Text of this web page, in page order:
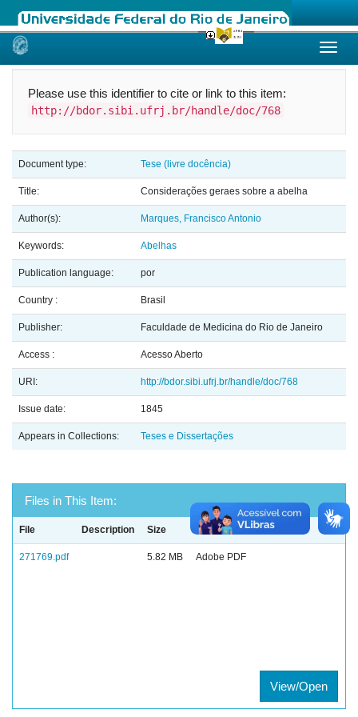
Skip
Please use this identifier to cite or link to this item:
http://bdor.sibi.ufrj.br/handle/doc/768
Document type: Tese (livre docência)
Title: Considerações geraes sobre a abelha
Author(s): Marques, Francisco Antonio
Keywords: Abelhas
Publication language: por
Country : Brasil
Publisher: Faculdade de Medicina do Rio de Janeiro
Access : Acesso Aberto
URI: http://bdor.sibi.ufrj.br/handle/doc/768
Issue date: 1845
Appears in Collections: Teses e Dissertações
Files in This Item:
File Description Size Format
271769.pdf 5.82 MB Adobe PDF
View/Open